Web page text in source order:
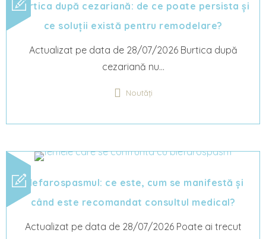
Burtica după cezariană: de ce poate persista și
ce soluții există pentru remodelare?
Actualizat pe data de 28/07/2026 Burtica după
cezariană nu...
Noutăți
Blefarospasmul: ce este, cum se manifestă și
când este recomandat consultul medical?
Actualizat pe data de 28/07/2026 Poate ai trecut